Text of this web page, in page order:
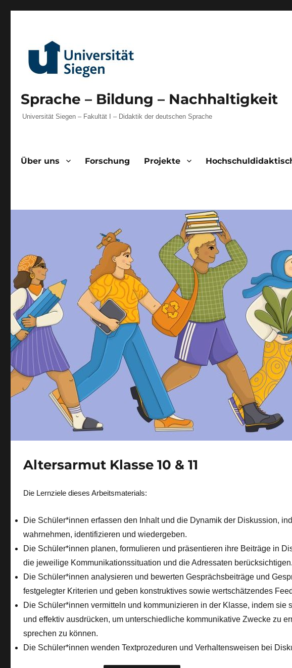
Sprache – Bildung – Nachhaltigkeit
Universität Siegen – Fakultät I – Didaktik der deutschen Sprache
Über uns Forschung Projekte
Altersarmut Klasse 10 & 11
Die Lernziele dieses Arbeitsmaterials:
Die Schüler*innen erfassen den Inhalt und die Dynamik der Diskussion,
wahrnehmen, identifizieren und wiedergeben.
Die Schüler*innen planen, formulieren und präsentieren ihre Beiträge in
die jeweilige Kommunikationssituation und die Adressaten berücksichtigen.
Die Schüler*innen analysieren und bewerten Gesprächsbeiträge und
festgelegter Kriterien und geben konstruktives sowie wertschätzendes
Die Schüler*innen vermitteln und kommunizieren in der Klasse, indem
und effektiv ausdrücken, um unterschiedliche kommunikative Zwecke zu
sprechen zu können.
Die Schüler*innen wenden Textprozeduren und Verhaltensweisen bei